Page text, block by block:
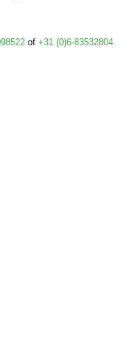
of +31 (0)6-83532804